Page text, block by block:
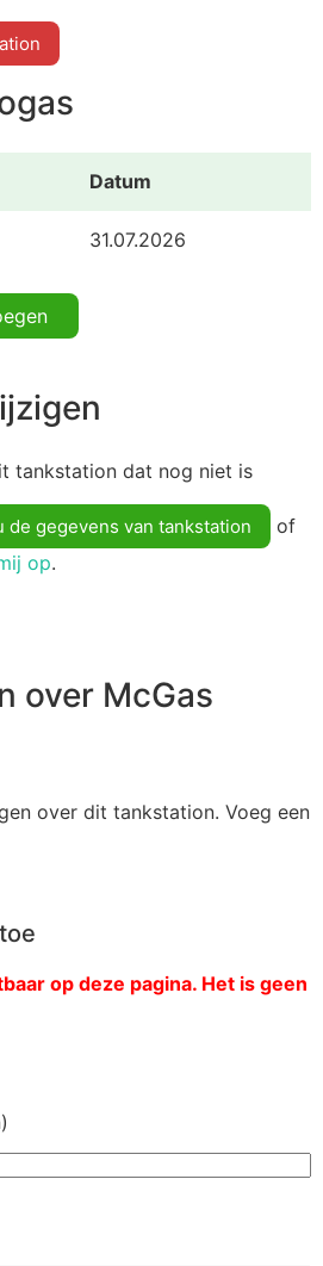
Datum
31.07.2026
tankstation dat nog niet is
de gegevens van tankstation
of
op.
over McGas
over dit tankstation. Voeg een
op deze pagina. Het is geen